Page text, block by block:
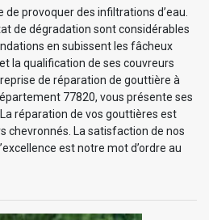
provoquer des infiltrations d’eau.
de dégradation sont considérables
en subissent les fâcheux
la qualification de ses couvreurs
de réparation de gouttière à
77820, vous présente ses
réparation de vos gouttières est
chevronnés. La satisfaction de nos
est notre mot d’ordre au